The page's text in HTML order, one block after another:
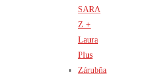
SARA
Z +
Laura
Plus
Zárubňa